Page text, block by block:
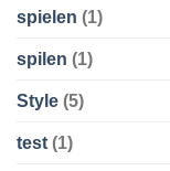
spielen (1)
spilen (1)
Style (5)
test (1)